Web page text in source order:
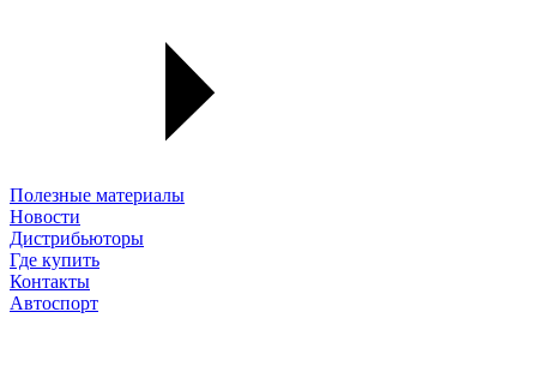
Полезные материалы
Новости
Дистрибьюторы
Где купить
Контакты
Автоспорт